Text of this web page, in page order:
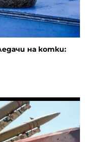
на котки: